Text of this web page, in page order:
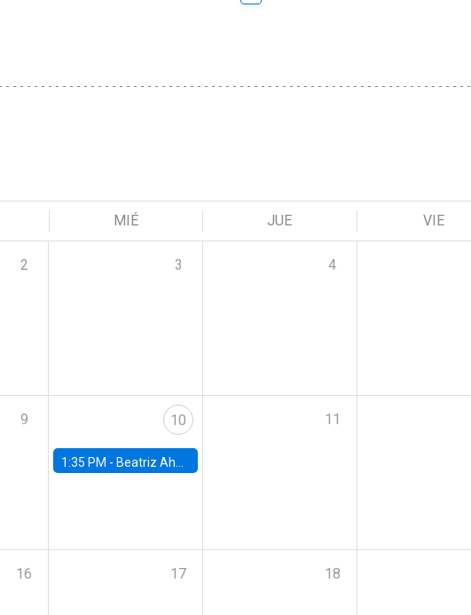
MIÉ JUE VIE
2 3 4
9 10
1:35 PM - Beatriz Ahumada, PhD candidate, Universidad de Pittsburgh
11
16 17 18